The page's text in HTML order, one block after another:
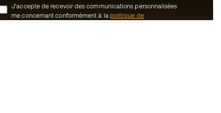
J’accepte de recevoir des communications personnalisées
me concernant conformément à la politique de